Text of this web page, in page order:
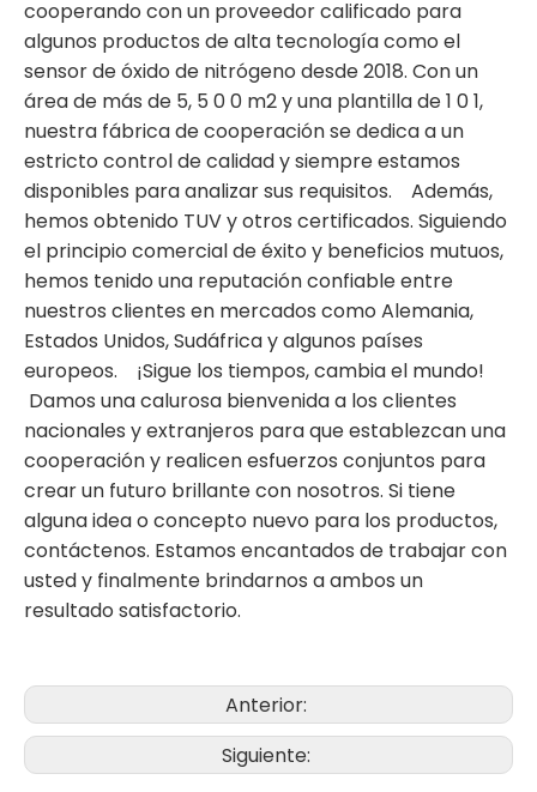
cooperando con un proveedor calificado para
algunos productos de alta tecnología como el
sensor de óxido de nitrógeno desde 2018. Con un
área de más de 5, 5 0 0 m2 y una plantilla de 1 0 1,
nuestra fábrica de cooperación se dedica a un
estricto control de calidad y siempre estamos
disponibles para analizar sus requisitos. Además,
hemos obtenido TUV y otros certificados. Siguiendo
el principio comercial de éxito y beneficios mutuos,
hemos tenido una reputación confiable entre
nuestros clientes en mercados como Alemania,
Estados Unidos, Sudáfrica y algunos países
europeos. ¡Sigue los tiempos, cambia el mundo!
Damos una calurosa bienvenida a los clientes
nacionales y extranjeros para que establezcan una
cooperación y realicen esfuerzos conjuntos para
crear un futuro brillante con nosotros. Si tiene
alguna idea o concepto nuevo para los productos,
contáctenos. Estamos encantados de trabajar con
usted y finalmente brindarnos a ambos un
resultado satisfactorio.
Anterior:
Siguiente: